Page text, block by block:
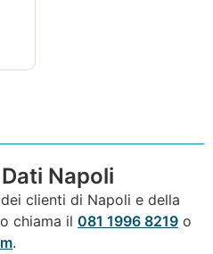
Napoli
clienti di Napoli e della
chiama il 081 1996 8219 o
.